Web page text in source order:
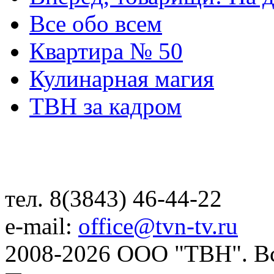
Все обо всем
Квартира № 50
Кулинарная магия
ТВН за кадром
тел. 8(3843) 46-44-22
e-mail: office@tvn-tv.ru
2008-2026 ООО "ТВН".